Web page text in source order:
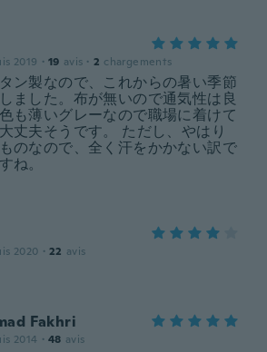
2019 · 19 avis · 2 chargements
ン製なので、これからの暑い季節
ました。布が無いので通気性は良
も薄いグレーなので職場に着けて
丈夫そうです。 ただし、やはり
のなので、全く汗をかかない訳で
ね。
2020 · 22 avis
Fakhri
2014 · 48 avis